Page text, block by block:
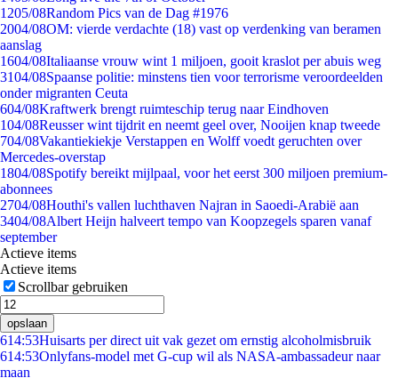
1205/08Random Pics van de Dag #1976
2004/08OM: vierde verdachte (18) vast op verdenking van beramen
aanslag
1604/08Italiaanse vrouw wint 1 miljoen, gooit kraslot per abuis weg
3104/08Spaanse politie: minstens tien voor terrorisme veroordeelden
onder migranten Ceuta
604/08Kraftwerk brengt ruimteschip terug naar Eindhoven
104/08Reusser wint tijdrit en neemt geel over, Nooijen knap tweede
704/08Vakantiekiekje Verstappen en Wolff voedt geruchten over
Mercedes-overstap
1804/08Spotify bereikt mijlpaal, voor het eerst 300 miljoen premium-
abonnees
2704/08Houthi's vallen luchthaven Najran in Saoedi-Arabië aan
3404/08Albert Heijn halveert tempo van Koopzegels sparen vanaf
september
Actieve items
Actieve items
Scrollbar gebruiken
opslaan
614:53Huisarts per direct uit vak gezet om ernstig alcoholmisbruik
614:53Onlyfans-model met G-cup wil als NASA-ambassadeur naar
maan